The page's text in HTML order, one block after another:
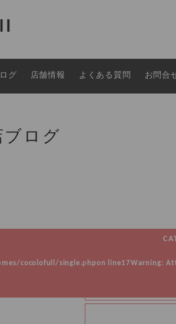
グ 店舗情報 よくある質問 お問合
ログ
cocolofull/single.phpon line17Warning: